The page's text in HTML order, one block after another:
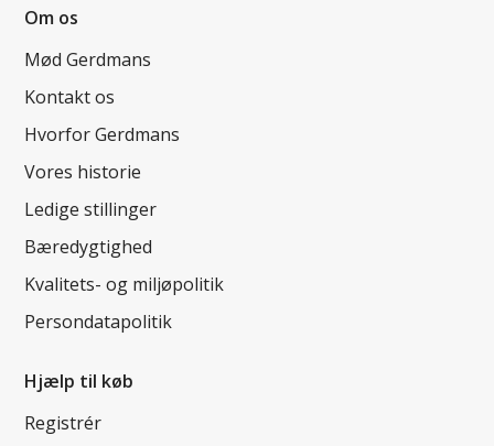
Om os
Mød Gerdmans
Kontakt os
Hvorfor Gerdmans
Vores historie
Ledige stillinger
Bæredygtighed
Kvalitets- og miljøpolitik
Persondatapolitik
Hjælp til køb
Registrér